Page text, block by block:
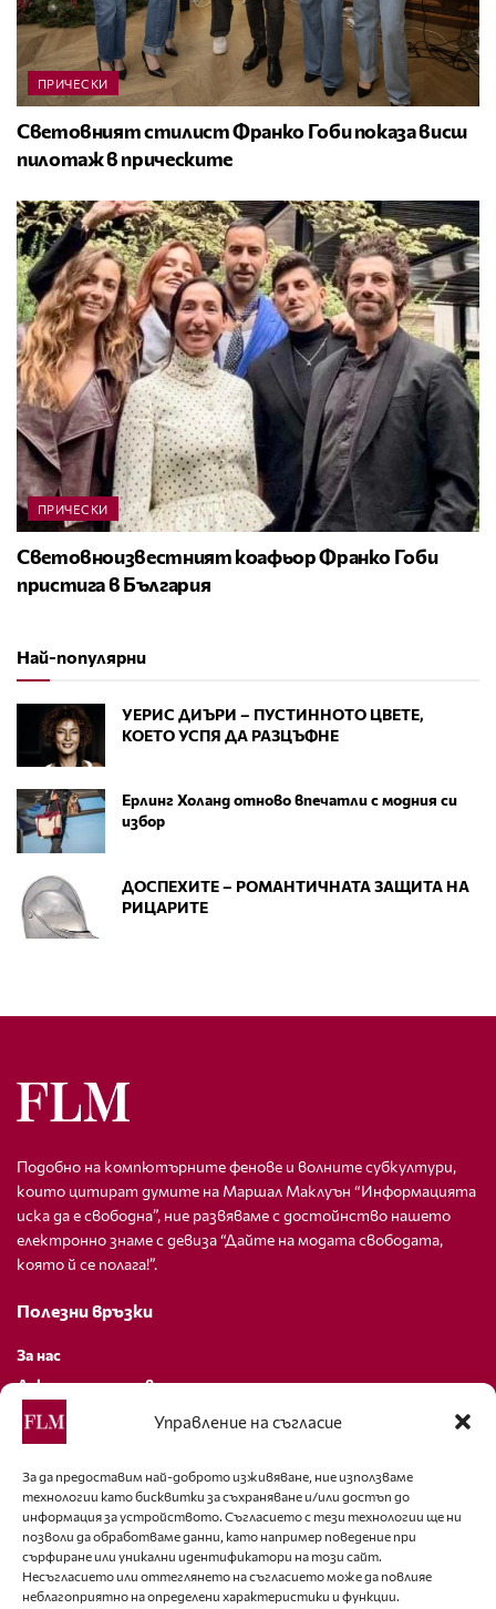
Управление на съгласие
За да предоставим най-доброто изживяване, ние използваме
технологии като бисквитки за съхраняване и/или достъп до
информация за устройството. Съгласието с тези технологии ще ни
позволи да обработваме данни, като например поведение при
сърфиране или уникални идентификатори на този сайт.
Несъгласието или оттеглянето на съгласието може да повлияе
неблагоприятно на определени характеристики и функции.
ПРИЧЕСКИ
Световният стилист Франко Гоби показа висш
пилотаж в прическите
ПРИЧЕСКИ
Световноизвестният коафьор Франко Гоби
пристига в България
Най-популярни
УЕРИС ДИЪРИ – ПУСТИННОТО ЦВЕТЕ,
КОЕТО УСПЯ ДА РАЗЦЪФНЕ
Ерлинг Холанд отново впечатли с модния си
избор
ДОСПЕХИТЕ – РОМАНТИЧНАТА ЗАЩИТА НА
РИЦАРИТЕ
Подобно на компютърните фенове и волните субкултури,
които цитират думите на Маршал Маклуън “Информацията
иска да е свободна”, ние развяваме с достойнство нашето
електронно знаме с девиза “Дайте на модата свободата,
която й се полага!”.
Полезни връзки
За нас
Декларация за поверителност
Политика за бисквитки
За контакти
editor@fashion-lifestyle.net
+359 88 227 33 47
Последвайте ни